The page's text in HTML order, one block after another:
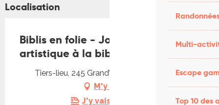
Multi-
Escape
Top 10 des
Localisation
Biblis en folie - Journée ludique et
artistique à la bibliothèque
Tiers-lieu, 245 Grand’Rue, 46500 Alvignac
M'y rendre
J'y vais en train !